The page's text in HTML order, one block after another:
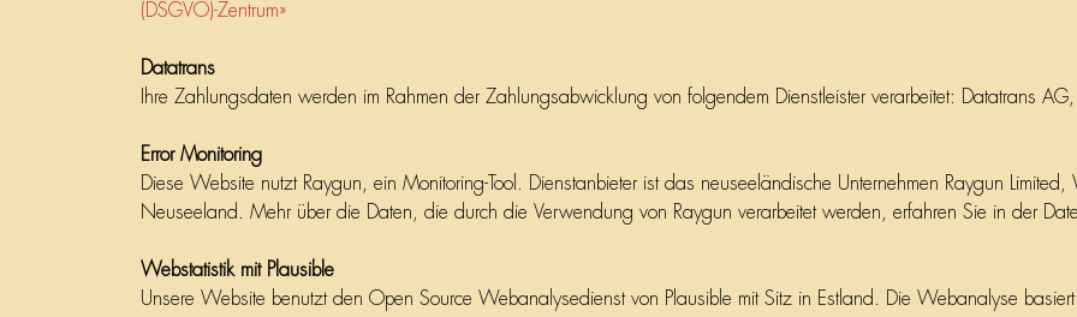
(DSGVO)-Zentrum»
Datatrans
Ihre Zahlungsdaten werden im Rahmen der Zahlungsabwicklung von folgendem Dienstleister verarbeitet: Datatrans
Error Monitoring
Diese Website nutzt Raygun, ein Monitoring-Tool. Dienstanbieter ist das neuseeländische Unternehmen Raygun
Neuseeland. Mehr über die Daten, die durch die Verwendung von Raygun verarbeitet werden, erfahren Sie in der
Webstatistik mit Plausible
Unsere Website benutzt den Open Source Webanalysedienst von Plausible mit Sitz in Estland. Die Webanalyse